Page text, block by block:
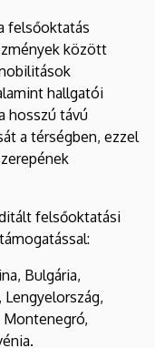
felsőoktatás
között
hallgatói
hosszú távú
a térségben, ezzel
felsőoktatási
Bulgária,
Montenegró,